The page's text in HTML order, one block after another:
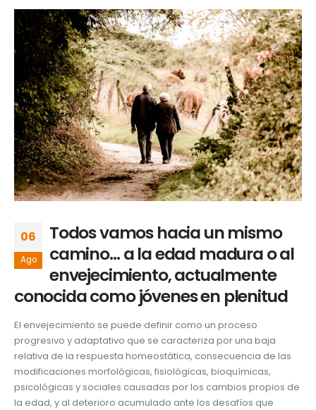
06
Ago
Todos vamos hacia un mismo
camino… a la edad madura o al
envejecimiento, actualmente
conocida como jóvenes en plenitud
El envejecimiento se puede definir como un proceso
progresivo y adaptativo que se caracteriza por una baja
relativa de la respuesta homeostática, consecuencia de las
modificaciones morfológicas, fisiológicas, bioquímicas,
psicológicas y sociales causadas por los cambios propios de
la edad, y al deterioro acumulado ante los desafíos que